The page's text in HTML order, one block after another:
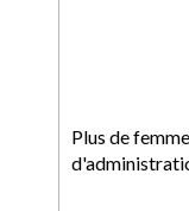
Plus de